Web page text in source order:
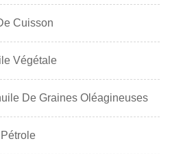
Cuisson
Végétale
De Graines Oléagineuses